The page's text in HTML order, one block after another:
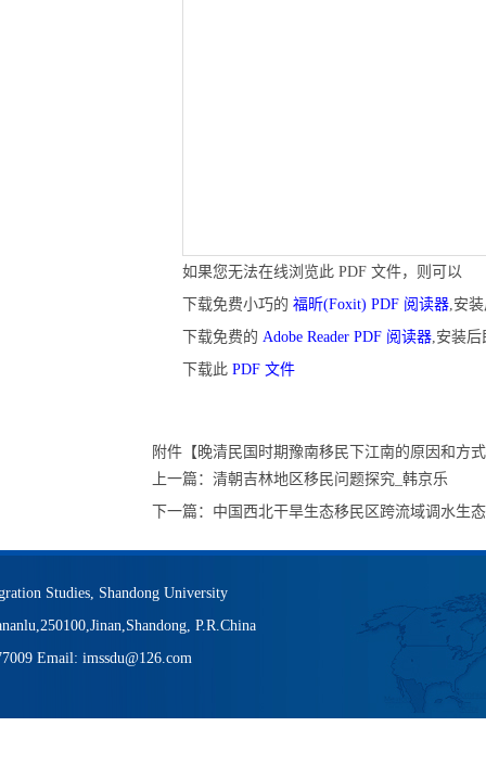
如果您无法在线浏览此 PDF 文件，则可以
下载免费小巧的 福昕(Foxit) PDF 阅读器,安
下载免费的 Adobe Reader PDF 阅读器,安装
下载此 PDF 文件
附件【 晚清民国时期豫南移民下江南的原因和
上一篇： 清朝吉林地区移民问题探究_韩京乐
下一篇： 中国西北干旱生态移民区跨流域调水生
Studies, Shandong University
P.R.China
Email: imssdu@126.com